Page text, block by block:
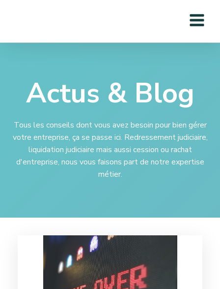
Actus & Blog
Tous les conseils dont vous avez besoin pour bien gérer
votre entreprise, ça se passe ici. Redressement judiciaire,
liquidation judiciaire mais aussi cession ou rachat
d'entreprise, nous vous faisons part de notre expertise
métier.